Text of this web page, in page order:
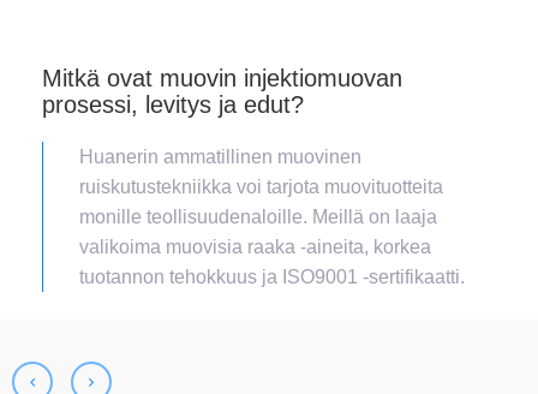
Mitkä ovat muovin injektiomuovan
prosessi, levitys ja edut?
Huanerin ammatillinen muovinen
ruiskutustekniikka voi tarjota muovituotteita
monille teollisuudenaloille. Meillä on laaja
valikoima muovisia raaka -aineita, korkea
tuotannon tehokkuus ja ISO9001 -sertifikaatti.